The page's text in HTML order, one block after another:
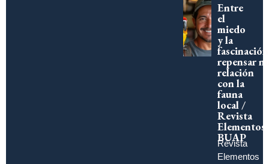
Entre
el
miedo
y la
repensar
relación
con la
fauna
local /
Revista
Elementos
BUAP
Revista
Elementos